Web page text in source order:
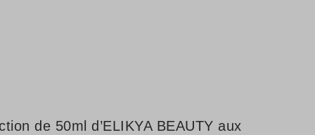
de 50ml d’ELIKYA BEAUTY aux